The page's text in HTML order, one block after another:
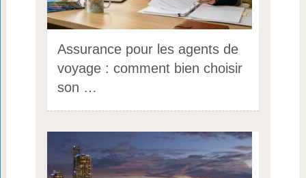
Assurance pour les agents de
voyage : comment bien choisir
son …